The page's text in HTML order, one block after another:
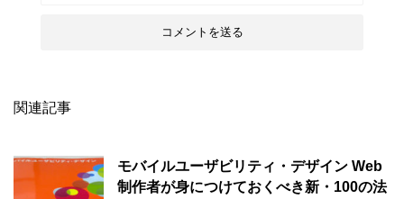
関連記事
モバイルユーザビリティ・デザイン Web
制作者が身につけておくべき新・100の法